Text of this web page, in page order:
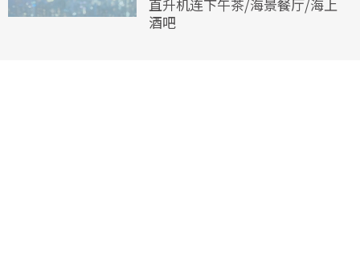
直升机连下午茶/海景餐厅/海上
酒吧